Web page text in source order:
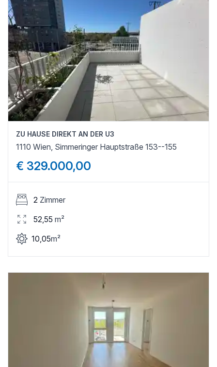
ZU HAUSE DIREKT AN DER U3
1110 Wien, Simmeringer Hauptstraße 153--155
€ 329.000,00
2 Zimmer
52,55 m²
10,05m²